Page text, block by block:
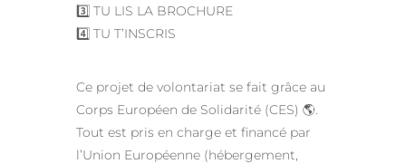
3️⃣ TU LIS LA BROCHURE
4️⃣ TU T’INSCRIS
Ce projet de volontariat se fait grâce au
Corps Européen de Solidarité (CES) 🌎.
Tout est pris en charge et financé par
l’Union Européenne (hébergement,